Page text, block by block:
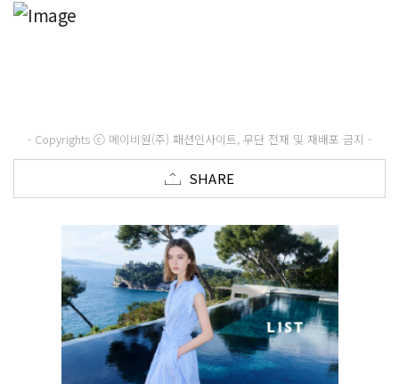
- Copyrights ⓒ 메이비원(주) 패션인사이트, 무단 전재 및 재배포 금지 -
SHARE